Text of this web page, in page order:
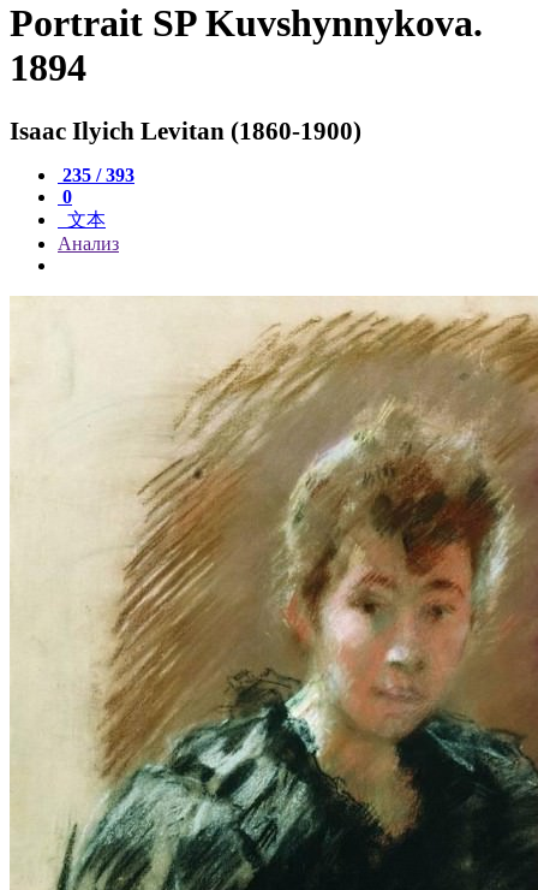
Portrait SP Kuvshynnykova.
1894
Isaac Ilyich Levitan (1860-1900)
235 / 393
0
文本
Анализ